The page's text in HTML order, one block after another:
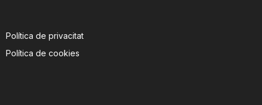
Política de privacitat
Política de cookies